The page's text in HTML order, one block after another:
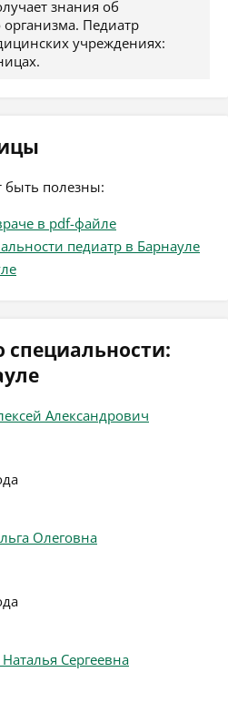
знания об
организма. Педиатр
учреждениях:
быть полезны:
в pdf-файле
педиатр в Барнауле
специальности:
Александрович
Олеговна
Сергеевна